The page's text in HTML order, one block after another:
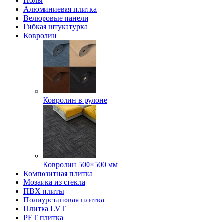
Алюминиевая плитка
Велюровые панели
Гибкая штукатурка
Ковролин
Ковролин в рулоне
Ковролин 500×500 мм
Композитная плитка
Мозаика из стекла
ПВХ плиты
Полиуретановая плитка
Плитка LVT
РЕТ плитка